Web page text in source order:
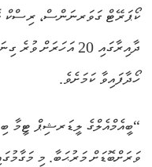
ކޯޕަރޭޓް ގަވަރނަންސް، ރިސްކް
ދާއިރާގައި 20
ހޯދާފައިވާ ކަމަށެވެ.
“ބީއެމްއެލްގެ ލީޑަރޝިޕް ޓީމާ
ވަރަށްބޮޑަށް މަރުޙަބާ. މި